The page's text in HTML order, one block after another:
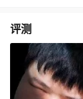
评测